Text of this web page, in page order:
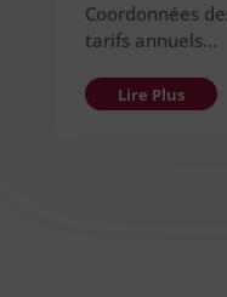
Coordonnées
tarifs annuels…
Lire Plus